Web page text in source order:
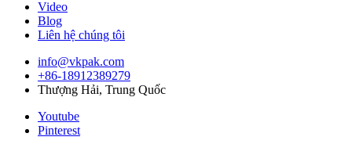
Video
Blog
Liên hệ chúng tôi
info@vkpak.com
+86-18912389279
Thượng Hải, Trung Quốc
Youtube
Pinterest